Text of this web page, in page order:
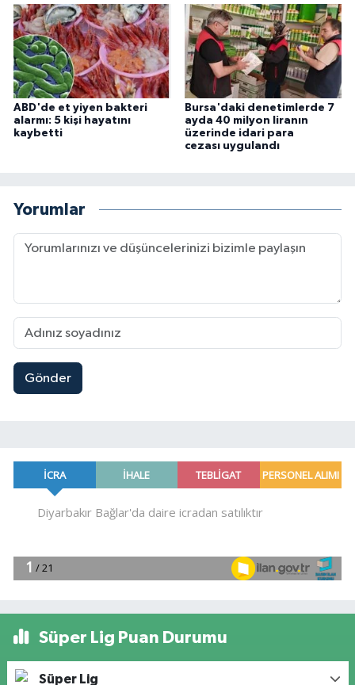
ABD'de et yiyen bakteri
alarmı: 5 kişi hayatını
kaybetti
Bursa'daki denetimlerde 7
ayda 40 milyon liranın
üzerinde idari para
cezası uygulandı
Yorumlar
Gönder
Süper Lig Puan Durumu
Süper Lig